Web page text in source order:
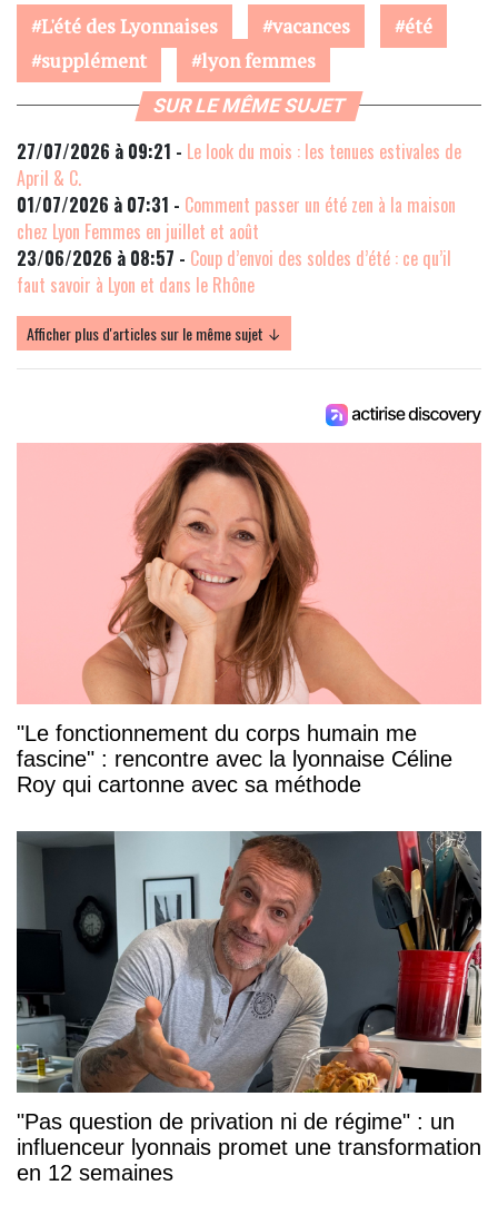
L'été des Lyonnaises vacances
été
supplément
lyon femmes
SUR LE MÊME SUJET
27/07/2026 à 09:21 - Le look du mois : les tenues estivales de
April & C.
01/07/2026 à 07:31 - Comment passer un été zen à la maison
chez Lyon Femmes en juillet et août
23/06/2026 à 08:57 - Coup d’envoi des soldes d’été : ce qu’il
faut savoir à Lyon et dans le Rhône
Afficher plus d'articles sur le même sujet ↓
"Le fonctionnement du corps humain me
fascine" : rencontre avec la lyonnaise Céline
Roy qui cartonne avec sa méthode
"Pas question de privation ni de régime" : un
influenceur lyonnais promet une transformation
en 12 semaines